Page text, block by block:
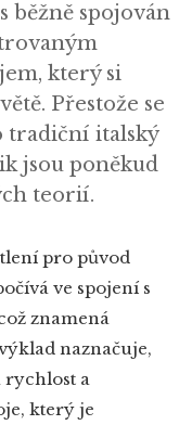
běžně spojován
který si
Přestože se
tradiční italský
jsou poněkud
teorií.
pro původ
ve spojení s
znamená
naznačuje,
rychlost a
který je